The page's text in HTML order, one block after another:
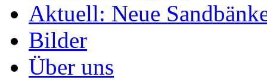
Aktuell: Neue
Bilder
Über uns